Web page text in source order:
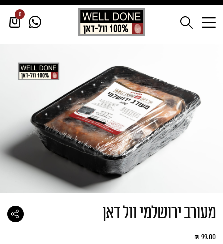
0
מעורב ירושלמי וול דאן
מעורב ירושלמי וול דאן
₪ 99.00